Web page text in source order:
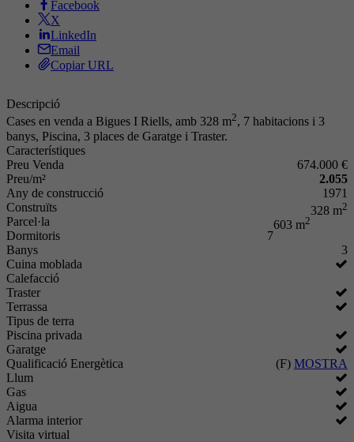
Facebook
X
LinkedIn
Email
Copiar URL
Descripció
Cases en venda a Bigues I Riells, amb 328 m2, 7 habitacions i 3
banys, Piscina, 3 places de Garatge i Traster.
Característiques
Preu Venda
674.000 €
Preu/m²
2.055
Any de construcció
1971
Construïts
328 m2
Parcel·la 603 m2
Dormitoris
7
Banys
3
Cuina moblada
Calefacció
Traster
Terrassa
Tipus de terra
Piscina privada
Garatge
Qualificació Energètica
(F) MOSTRA
Llum
Gas
Aigua
Alarma interior
Visita virtual